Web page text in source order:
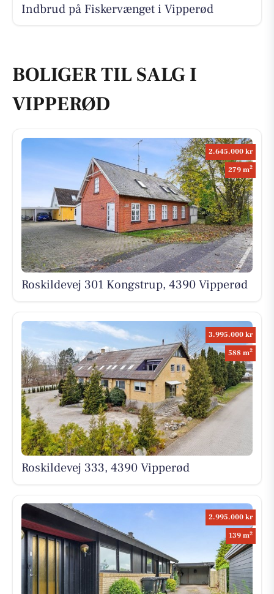
Indbrud på Fiskervænget i Vipperød
BOLIGER TIL SALG I
VIPPERØD
2.645.000 kr
279 m2
Roskildevej 301 Kongstrup, 4390 Vipperød
3.995.000 kr
588 m2
Roskildevej 333, 4390 Vipperød
2.995.000 kr
139 m2